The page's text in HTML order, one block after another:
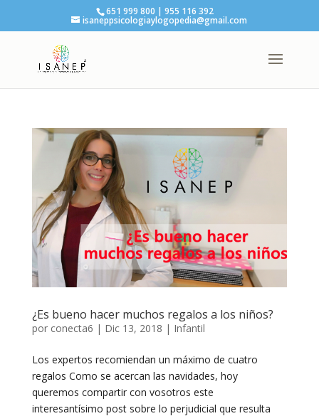
651 999 800 | 955 116 392
isaneppsicologiaylogopedia@gmail.com
¿Es bueno hacer muchos regalos a los niños?
por conecta6 | Dic 13, 2018 | Infantil
Los expertos recomiendan un máximo de cuatro
regalos Como se acercan las navidades, hoy
queremos compartir con vosotros este
interesantísimo post sobre lo perjudicial que resulta